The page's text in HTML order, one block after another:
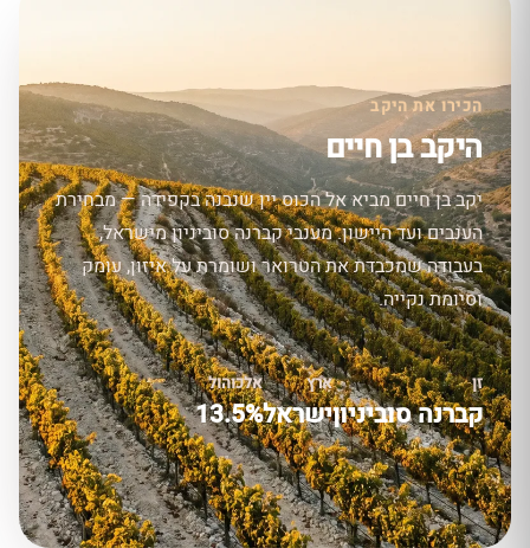
הכירו את היקב
היקב בן חיים
יקב בן חיים מביא אל הכוס יין שנבנה בקפידה — מבחירת
הענבים ועד היישון. מענבי קברנה סוביניון מישראל,
בעבודה שמכבדת את הטרואר ושומרת על איזון, עומק
וסיומת נקייה.
זן
קברנה סוביניון
ארץ
ישראל
אלכוהול
13.5%